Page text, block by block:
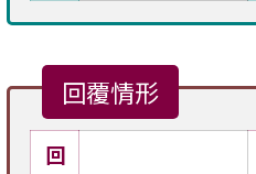
回覆情形
回